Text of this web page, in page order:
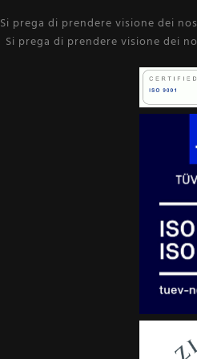
Si prega di prendere visione dei
Si prega di prendere visione dei